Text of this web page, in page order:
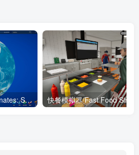
海运大亨/Global Magnates: Shipping Tycoon